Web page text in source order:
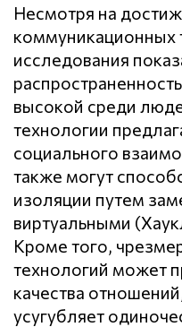
Несмотря на
коммуникационных
исследования
высокой среди
технологии
социального
также могут
изоляции путем
виртуальными
Кроме того,
технологий может
качества
усугубляет